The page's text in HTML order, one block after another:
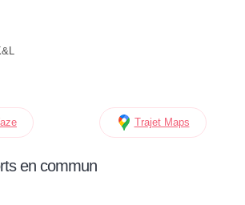
Trajet Maps
en commun